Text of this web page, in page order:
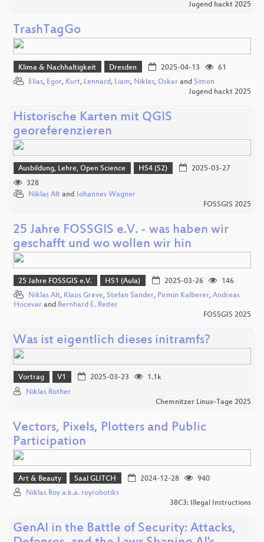
Jugend hackt 2025
TrashTagGo
Klima & Nachhaltigkeit Dresden 2025-04-13
61
Elias, Egor, Kurt, Lennard, Liam, Niklas, Oskar and Simon
Jugend hackt 2025
Historische Karten mit QGIS
georeferenzieren
Ausbildung, Lehre, Open Science HS4 (S2)
2025-03-27
328
Niklas Alt and Johannes Wagner
FOSSGIS 2025
25 Jahre FOSSGIS e.V. - was haben wir
geschafft und wo wollen wir hin
25 Jahre FOSSGIS e.V. HS1 (Aula) 2025-03-26
146
Niklas Alt, Klaus Greve, Stefan Sander, Pirmin Kalberer, Andreas
Hocevar and Bernhard E. Reiter
FOSSGIS 2025
Was ist eigentlich dieses initramfs?
Vortrag V1 2025-03-23
1.1k
Niklas Rother
Chemnitzer Linux-Tage 2025
Vectors, Pixels, Plotters and Public
Participation
Art & Beauty Saal GLITCH 2024-12-28
940
Niklas Roy a.k.a. royrobotiks
38C3: Illegal Instructions
GenAI in the Battle of Security: Attacks,